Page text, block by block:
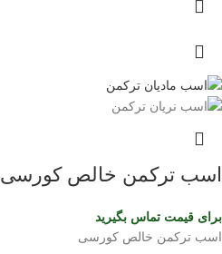
اسب ترکمن خالص کورسی
برای قیمت تماس بگیرید
اسب ترکمن خالص کورسی